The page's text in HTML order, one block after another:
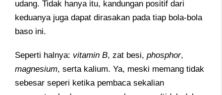
udang. Tidak hanya itu, kandungan positif dari
keduanya juga dapat dirasakan pada tiap bola-bola
baso ini.
Seperti halnya: vitamin B, zat besi, phosphor,
magnesium, serta kalium. Ya, meski memang tidak
sebesar seperi ketika pembaca sekalian